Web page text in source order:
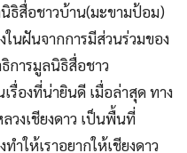
ธิสื่อชาวบ้าน(มะขามป้อม)
ในฝันจากการมีส่วนร่วมของ
การมูลนิธิสื่อชาว
รื่องที่น่ายินดี เมื่อล่าสุด ทาง
วงเชียงดาว เป็นพื้นที่
ให้เราอยากให้เชียงดาว